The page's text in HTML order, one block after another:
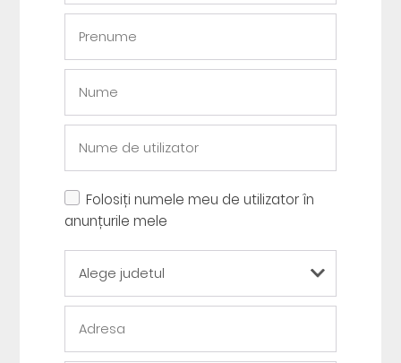
Folosiți numele meu de utilizator în
anunțurile mele